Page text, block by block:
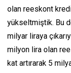
olan reeskont
yükseltmiştik. Bu
milyar liraya
milyon lira olan
kat artırarak 5